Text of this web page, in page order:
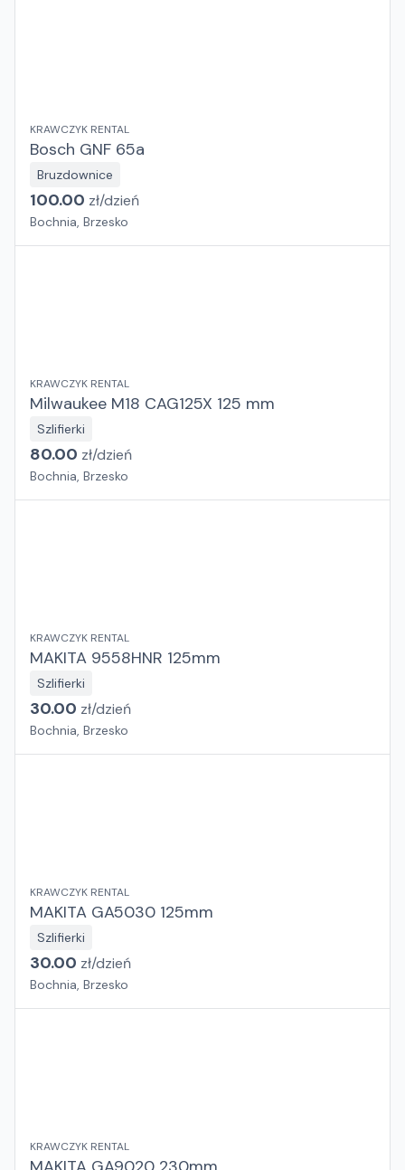
KRAWCZYK RENTAL
Bosch GNF 65a
Bruzdownice
100.00 zł/dzień
Bochnia, Brzesko
KRAWCZYK RENTAL
Milwaukee M18 CAG125X 125 mm
Szlifierki
80.00 zł/dzień
Bochnia, Brzesko
KRAWCZYK RENTAL
MAKITA 9558HNR 125mm
Szlifierki
30.00 zł/dzień
Bochnia, Brzesko
KRAWCZYK RENTAL
MAKITA GA5030 125mm
Szlifierki
30.00 zł/dzień
Bochnia, Brzesko
KRAWCZYK RENTAL